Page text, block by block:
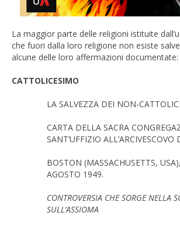
La maggior parte delle religioni istituite
che fuori dalla loro religione non esiste
alcune delle loro affermazioni documentate:
CATTOLICESIMO
LA SALVEZZA DEI NON-CATTOLICI
CARTA DELLA SACRA
SANT’UFFIZIO ALL’ARCIVESCOVO
BOSTON (MASSACHUSETTS,
AGOSTO 1949.
CONTROVERSIA CHE SORGE NELLA
SULL’ASSIOMA